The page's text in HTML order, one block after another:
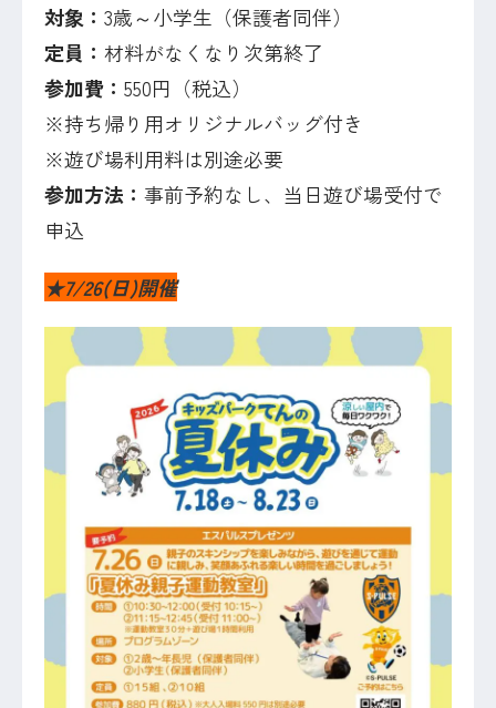
対象： 3歳～小学生（保護者同伴）
定員： 材料がなくなり次第終了
参加費： 550円（税込）
※持ち帰り用オリジナルバッグ付き
※遊び場利用料は別途必要
参加方法： 事前予約なし、当日遊び場受付で
申込
★7/26(日)開催